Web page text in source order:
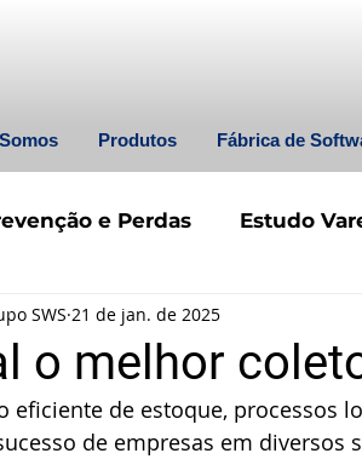
Produtos Fábrica de
e Perdas Estudo
o melhor
SWS 21 de jan. de 2025
eficiente de estoque, processos
de empresas em diversos